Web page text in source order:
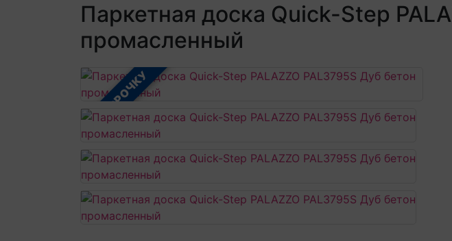
Паркетная доска Quick-Step
промасленный
В РАССРОЧКУ